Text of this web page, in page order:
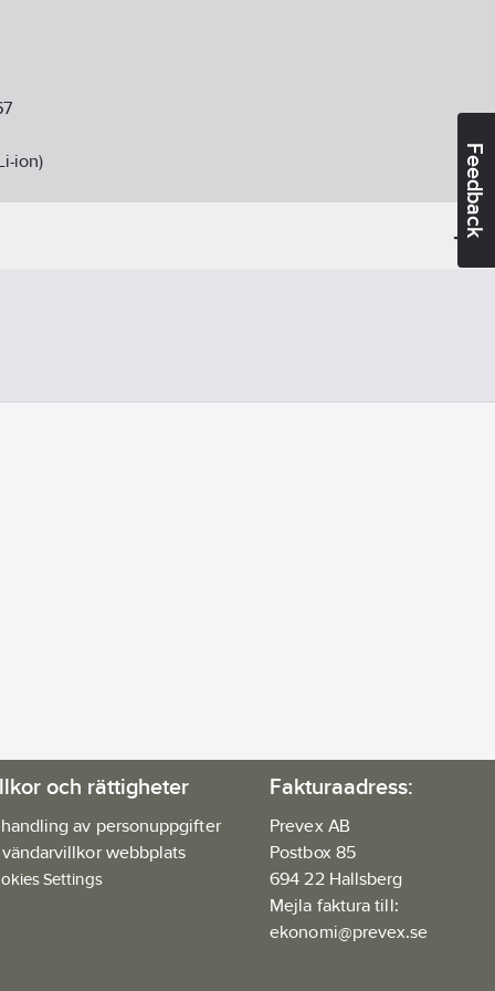
Feedback
ion)
och rättigheter
av personuppgifter
webbplats
Settings
Fakturaadress:
Prevex AB
Postbox 85
694 22 Hallsberg
Mejla faktura till:
ekonomi@prevex.se